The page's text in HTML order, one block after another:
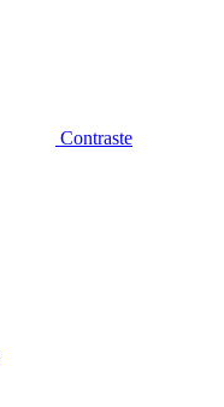
Contraste